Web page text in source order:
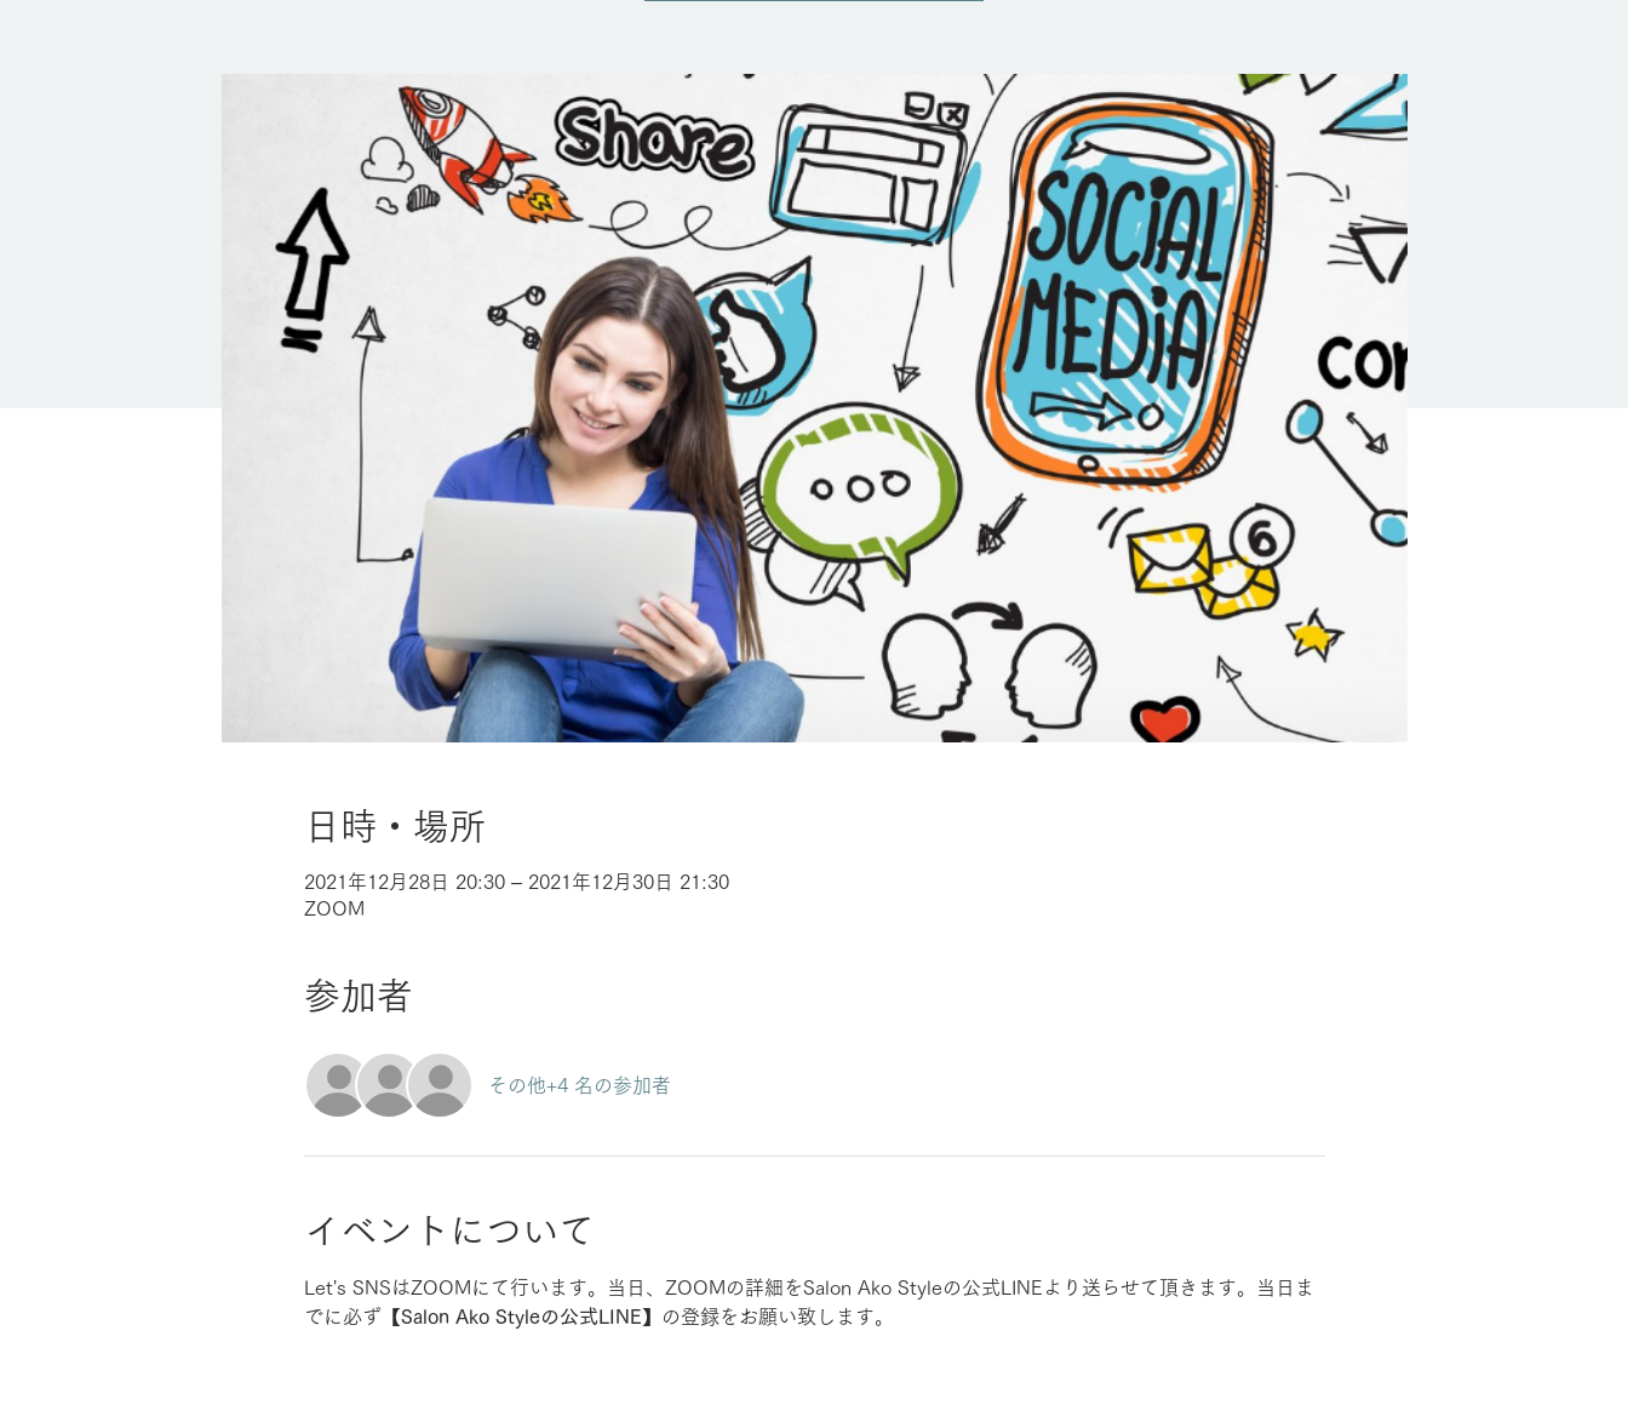
日時・場所
2021年12月28日 20:30 – 2021年12月30日 21:30
ZOOM
参加者
その他+4 名の参加者
イベントについて
Let's SNSはZOOMにて行います。当日、ZOOMの詳細をSalon Ako Styleの公式LINEより送らせて頂きます。当日ま
でに必ず【Salon Ako Styleの公式LINE】の登録をお願い致します。